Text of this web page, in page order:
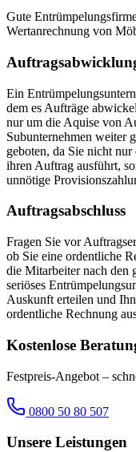
Gute
Wertanrechnung von
Ein
dem es Aufträge
nur um die Aquise von
Subunternehmen weiter
geboten, da Sie nicht
ihren Auftrag ausführt,
unnötige
Auftragsabschluss
Fragen Sie vor
ob Sie eine ordentliche
die Mitarbeiter nach den
seriöses
Auskunft erteilen und
ordentliche Rechnung
Kostenlose
Festpreis-Angebot –
0800 50 80 507
Unsere Leistungen